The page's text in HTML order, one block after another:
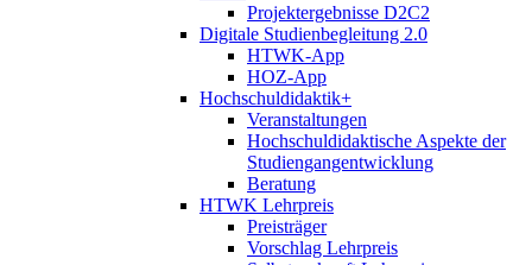
Projektergebnisse D2C2
Digitale Studienbegleitung 2.0
HTWK-App
HOZ-App
Hochschuldidaktik+
Veranstaltungen
Hochschuldidaktische Aspekte der
Studiengangentwicklung
Beratung
HTWK Lehrpreis
Preisträger
Vorschlag Lehrpreis